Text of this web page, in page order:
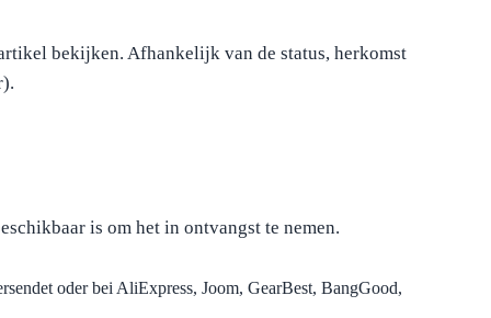
bekijken. Afhankelijk van de status, herkomst
is om het in ontvangst te nemen.
oder bei AliExpress, Joom, GearBest, BangGood,